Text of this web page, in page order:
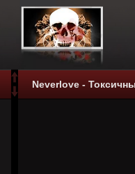
Neverlove -